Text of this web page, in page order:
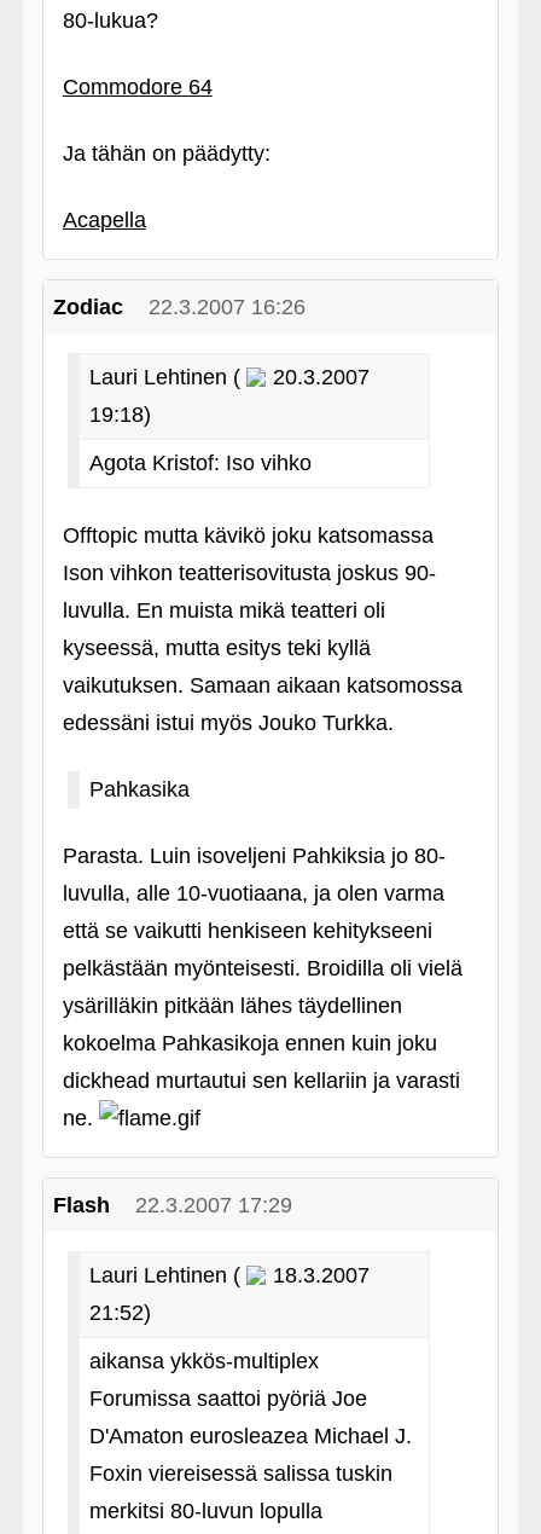
80-lukua?
Commodore 64
Ja tähän on päädytty:
Acapella
Zodiac 22.3.2007 16:26
Lauri Lehtinen (
20.3.2007
19:18)
Agota Kristof: Iso vihko
Offtopic mutta kävikö joku katsomassa
Ison vihkon teatterisovitusta joskus 90-
luvulla. En muista mikä teatteri oli
kyseessä, mutta esitys teki kyllä
vaikutuksen. Samaan aikaan katsomossa
edessäni istui myös Jouko Turkka.
Pahkasika
Parasta. Luin isoveljeni Pahkiksia jo 80-
luvulla, alle 10-vuotiaana, ja olen varma
että se vaikutti henkiseen kehitykseeni
pelkästään myönteisesti. Broidilla oli vielä
ysärilläkin pitkään lähes täydellinen
kokoelma Pahkasikoja ennen kuin joku
dickhead murtautui sen kellariin ja varasti
ne.
Flash 22.3.2007 17:29
Lauri Lehtinen (
18.3.2007
21:52)
aikansa ykkös-multiplex
Forumissa saattoi pyöriä Joe
D'Amaton eurosleazea Michael J.
Foxin viereisessä salissa tuskin
merkitsi 80-luvun lopulla